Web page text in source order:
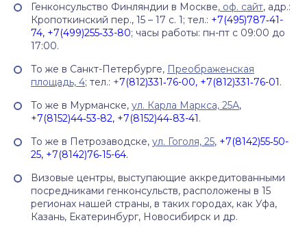
Генконсульство Финляндии в Москве, оф. сайт, адр.:
Кропоткинский пер., 15 – 17 с. 1; тел.: +7(495)787‑41-
74, +7(499)255‑33-80; часы работы: пн-пт с 09:00 до
17:00.
То же в Санкт-Петербурге, Преображенская
площадь, 4; тел.: +7(812)331‑76-00, +7(812)331‑76-01.
То же в Мурманске, ул. Карла Маркса, 25А,
+7(8152)44‑53-82, +7(8152)44‑83-41.
То же в Петрозаводске, ул. Гоголя, 25, +7(8142)55‑50-
25, +7(8142)76‑15-64.
Визовые центры, выступающие аккредитованными
посредниками генконсульств, расположены в 15
регионах нашей страны, в таких городах, как Уфа,
Казань, Екатеринбург, Новосибирск и др.